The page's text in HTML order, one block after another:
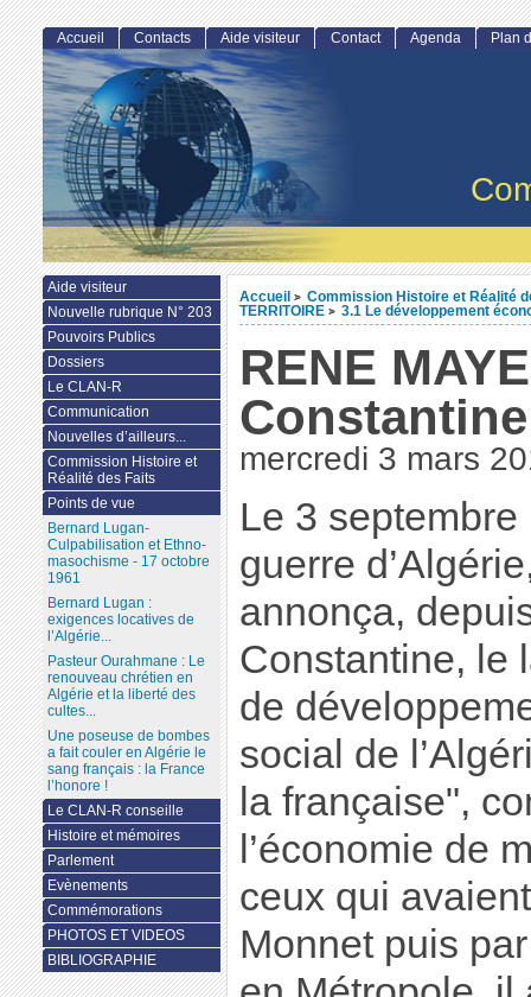
Accueil > Commission Histoire et Réalité
TERRITOIRE > 3.1 Le développement
RENE
Constantine
mercredi 3 mars
Le 3
guerre
annonça,
Constantine, le
de
social de
la française",
l’économie de
ceux qui
Monnet puis
Accueil Contacts Aide visiteur Contact Agenda Plan
Aide visiteur
Nouvelle rubrique N° 203
Pouvoirs Publics
Dossiers
Le CLAN-R
Communication
Nouvelles d’ailleurs...
Commission Histoire et
Réalité des Faits
Points de vue
Bernard Lugan-
Culpabilisation et Ethno-
masochisme - 17 octobre
1961
Bernard Lugan :
exigences locatives de
l’Algérie...
Pasteur Ourahmane : Le
renouveau chrétien en
Algérie et la liberté des
cultes...
Une poseuse de bombes
a fait couler en Algérie le
sang français : la France
l’honore !
Le CLAN-R conseille
Histoire et mémoires
Parlement
Evènements
Commémorations
PHOTOS ET VIDEOS
BIBLIOGRAPHIE